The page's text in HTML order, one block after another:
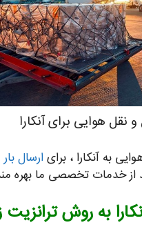
نقل هوایی برای آنکارا
به آنکارا ، برایارسال
از خدمات تخصصی ما بهره
به روش